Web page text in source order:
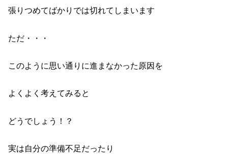
張りつめてばかりでは切れてしまいます
ただ・・・
このように思い通りに進まなかった原因を
よくよく考えてみると
どうでしょう！？
実は自分の準備不足だったり